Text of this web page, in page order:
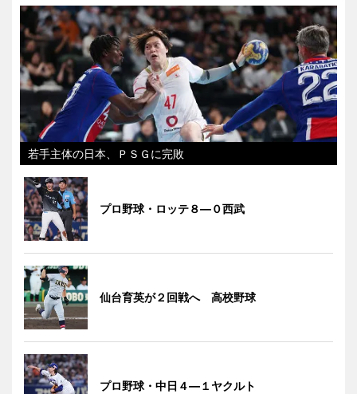
若手主体の日本、ＰＳＧに完敗
プロ野球・ロッテ８―０西武
仙台育英が２回戦へ 高校野球
プロ野球・中日４―１ヤクルト